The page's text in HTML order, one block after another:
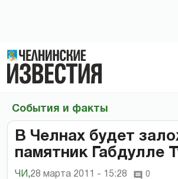
События и факты
В Челнах будет
памятник Габдулле
ЧИ ,28 марта 2011 - 15:28 0